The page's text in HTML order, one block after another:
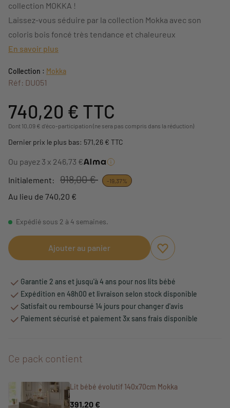
collection MOKKA !
Laissez-vous séduire par la collection Mokka avec son
coloris bois foncé très tendance et chaleureux
En savoir plus
Collection : Mokka
Réf: DU051
740,20 € TTC
Dont 10,09 € d'éco-participation (ne sera pas compris dans la réduction)
Dernier prix le plus bas: 571,26 € TTC
Ou payez 3 x 246,73 €
Initialement:
918,00 € -19,37%
Au lieu de 740,20 €
Expédié sous 2 à 4 semaines.
Ajouter au panier
Ajouter aux favoris
Supprimer des
Garantie 2 ans et jusqu'à 4 ans pour nos lits bébé
Expédition en 48h00 et livraison selon stock disponible
Satisfait ou remboursé 14 jours pour changer d'avis
Paiement sécurisé et paiement 3x sans frais disponible
Ce pack contient
Lit bébé évolutif 140x70cm Mokka
391,20 €